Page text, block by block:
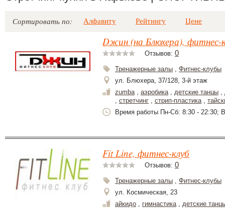
Сортировать по: Алфавиту Рейтингу Цене
Dжин (на Блюхера), фитнес-
Отзывов: 0
Тренажерные залы , Фитнес-клубы
ул. Блюхера, 37/128, 3-й этаж
zumba, аэробика, детские танцы ,
, стретчинг , стрип-пластика,
Время работы Пн-Сб: 8:30 - 22:30;
Fit Line, фитнес-клуб
Отзывов: 0
Тренажерные залы , Фитнес-клубы
ул. Космическая, 23
айкидо , гимнастика, детские